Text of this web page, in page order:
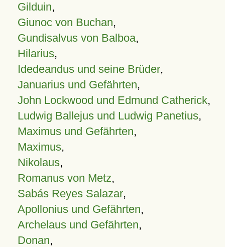
Gilduin,
Giunoc von Buchan,
Gundisalvus von Balboa,
Hilarius,
Idedeandus und seine Brüder,
Januarius und Gefährten,
John Lockwood und Edmund Catherick,
Ludwig Ballejus und Ludwig Panetius,
Maximus und Gefährten,
Maximus,
Nikolaus,
Romanus von Metz,
Sabás Reyes Salazar,
Apollonius und Gefährten,
Archelaus und Gefährten,
Donan,